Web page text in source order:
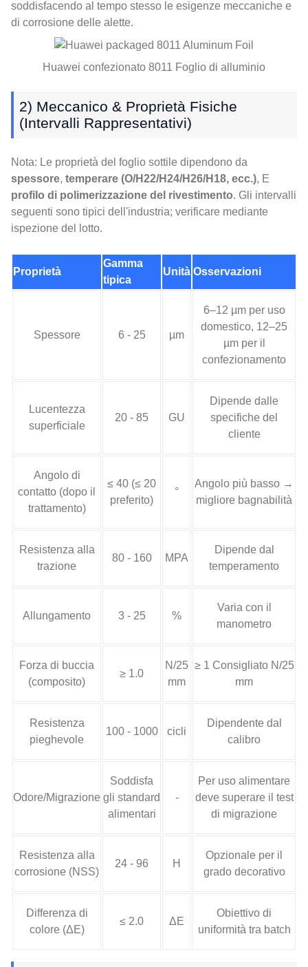
soddisfacendo al tempo stesso le esigenze meccaniche e
di corrosione delle alette.
Huawei confezionato 8011 Foglio di alluminio
2) Meccanico & Proprietà Fisiche
(Intervalli Rappresentativi)
Nota: Le proprietà del foglio sottile dipendono da
spessore, temperare (O/H22/H24/H26/H18, ecc.), E
profilo di polimerizzazione del rivestimento. Gli intervalli
seguenti sono tipici dell'industria; verificare mediante
ispezione del lotto.
Proprietà
Gamma
tipica
Unità Osservazioni
Spessore 6 - 25 µm
6–12 µm per uso
domestico, 12–25
µm per il
confezionamento
Lucentezza
superficiale
20 - 85 GU
Dipende dalle
specifiche del
cliente
Angolo di
contatto (dopo il
trattamento)
≤ 40 (≤ 20
preferito)
°
Angolo più basso →
migliore bagnabilità
Resistenza alla
trazione
80 - 160 MPA
Dipende dal
temperamento
Allungamento 3 - 25 %
Varia con il
manometro
Forza di buccia
(composito)
≥ 1.0
N/25
mm
≥ 1 Consigliato N/25
mm
Resistenza
pieghevole
100 - 1000 cicli
Dipendente dal
calibro
Odore/Migrazione
Soddisfa
gli standard
alimentari
-
Per uso alimentare
deve superare il test
di migrazione
Resistenza alla
corrosione (NSS)
24 - 96 H
Opzionale per il
grado decorativo
Differenza di
colore (ΔE)
≤ 2.0 ΔE
Obiettivo di
uniformità tra batch